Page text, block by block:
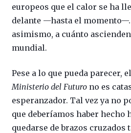
europeos que el calor se ha
delante —hasta el momento—.
asimismo, a cuánto
mundial.
Pese a lo que pueda parecer,
Ministerio del Futuro no es
esperanzador. Tal vez ya no
que deberíamos haber hecho
quedarse de brazos cruzados